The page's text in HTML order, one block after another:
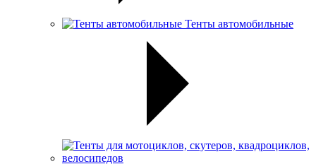
Тенты автомобильные